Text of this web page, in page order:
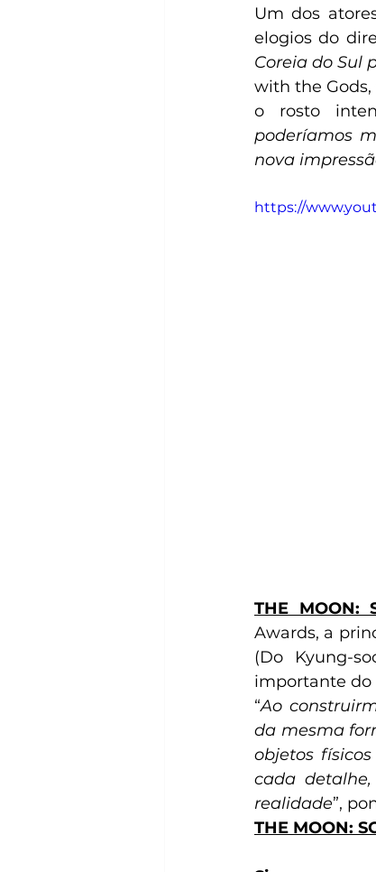
Um dos
elogios do
Coreia do Sul
with the
o rosto
poderíamos
nova
https://
THE MOON:
Awards, a
(Do Kyung-
importante do
“Ao
da mesma
objetos
cada
realidade”,
THE MOON: